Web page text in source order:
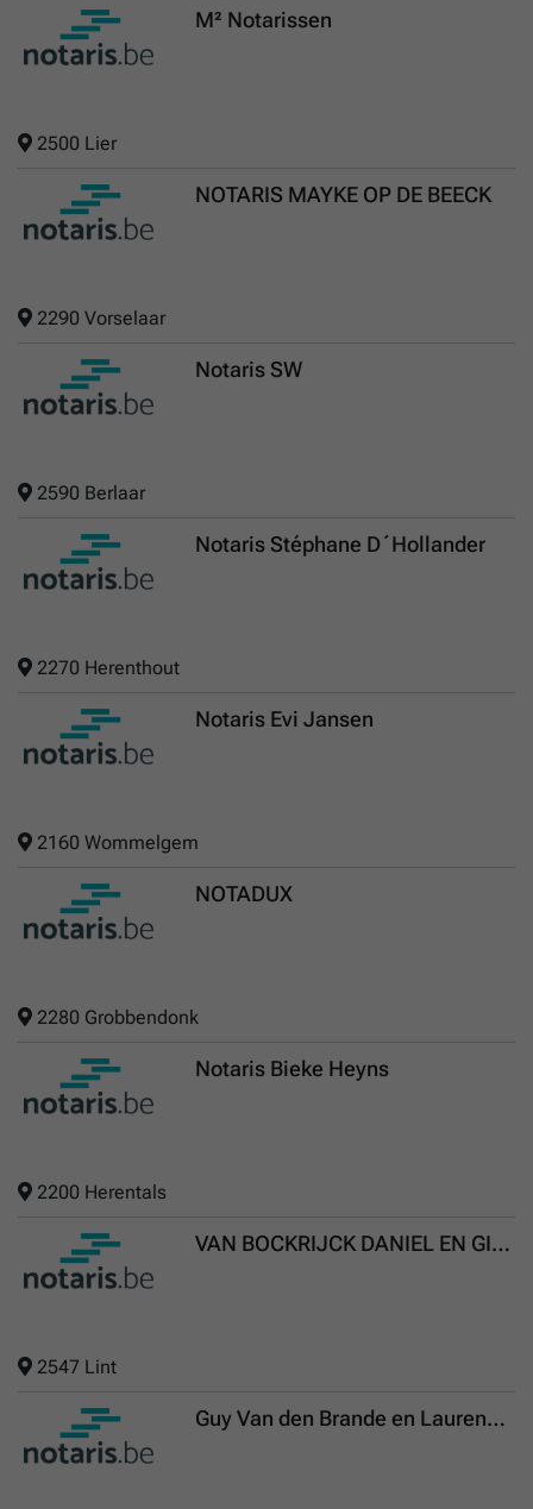
M² Notarissen
2500 Lier
NOTARIS MAYKE OP DE BEECK
2290 Vorselaar
Notaris SW
2590 Berlaar
Notaris Stéphane D´Hollander
2270 Herenthout
Notaris Evi Jansen
2160 Wommelgem
NOTADUX
2280 Grobbendonk
Notaris Bieke Heyns
2200 Herentals
VAN BOCKRIJCK DANIEL EN GILLES, Geassocieerde notarissen
2547 Lint
Guy Van den Brande en Laurence Verhaert, geassocieerde notarissen